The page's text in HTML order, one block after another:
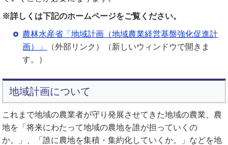
※詳しくは下記のホームページをご覧ください。
農林水産省「地域計画（地域農業経営基盤強化促進計
画）」
（外部リンク）（新しいウィンドウで開きま
す。）
地域計画について
これまで地域の農業者が守り発展させてきた地域の農業、農
地を「将来にわたって地域の農地を誰が担っていくの
か。」、「誰に農地を集積・集約化していくか。」などを地